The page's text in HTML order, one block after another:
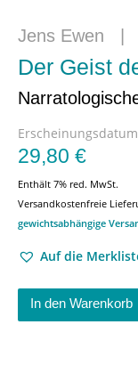
Jens Ewen
Der Geist
29,80 €
Enthält 7% red. MwSt.
Versandkostenfreie
gewichtsabhängige
Auf die
In den Warenkorb